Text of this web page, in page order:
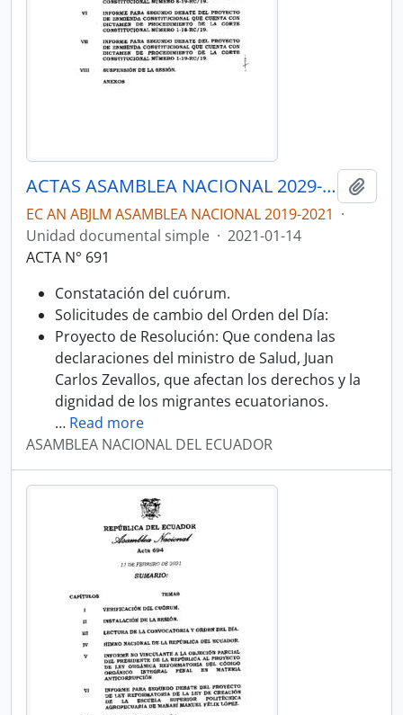
ACTAS ASAMBLEA NACIONAL 2029-2021
EC AN ABJLM ASAMBLEA NACIONAL 2019-2021 ·
Unidad documental simple · 2021-01-14
ACTA N° 691
Constatación del cuórum.
Solicitudes de cambio del Orden del Día:
Proyecto de Resolución: Que condena las
declaraciones del ministro de Salud, Juan
Carlos Zevallos, que afectan los derechos y la
dignidad de los migrantes ecuatorianos.
… Read more
ASAMBLEA NACIONAL DEL ECUADOR